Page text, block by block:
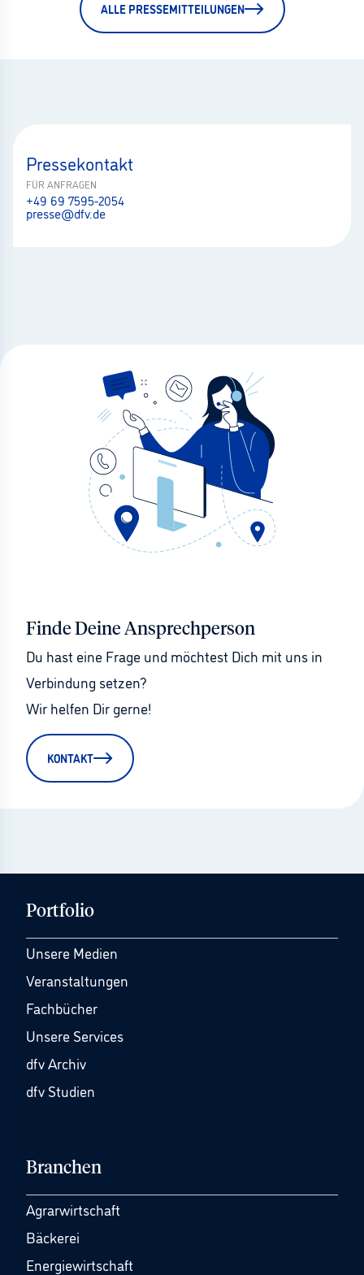
ALLE PRESSEMITTEILUNGEN
Pressekontakt
FÜR ANFRAGEN
+49 69 7595-2054
presse@dfv.de
Finde Deine Ansprechperson
Du hast eine Frage und möchtest Dich mit uns in
Verbindung setzen?
Wir helfen Dir gerne!
KONTAKT
Portfolio
Unsere Medien
Veranstaltungen
Fachbücher
Unsere Services
dfv Archiv
dfv Studien
Branchen
Agrarwirtschaft
Bäckerei
Energiewirtschaft